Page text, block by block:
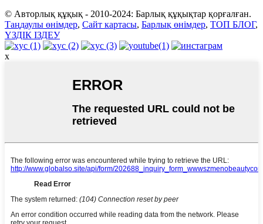
© Авторлық құқық - 2010-2024: Барлық құқықтар қорғалған.
Таңдаулы өнімдер, Сайт картасы, Барлық өнімдер, ТОП БЛОГ,
ҮЗДІК ІЗДЕУ
x